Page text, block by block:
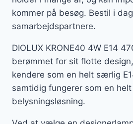
kommer på besøg. Bestil i
samarbejdspartnere.
DIOLUX KRONE40 4W E14
berømmet for sit flotte
kendere som en helt særlig
samtidig fungerer som en
belysningsløsning.